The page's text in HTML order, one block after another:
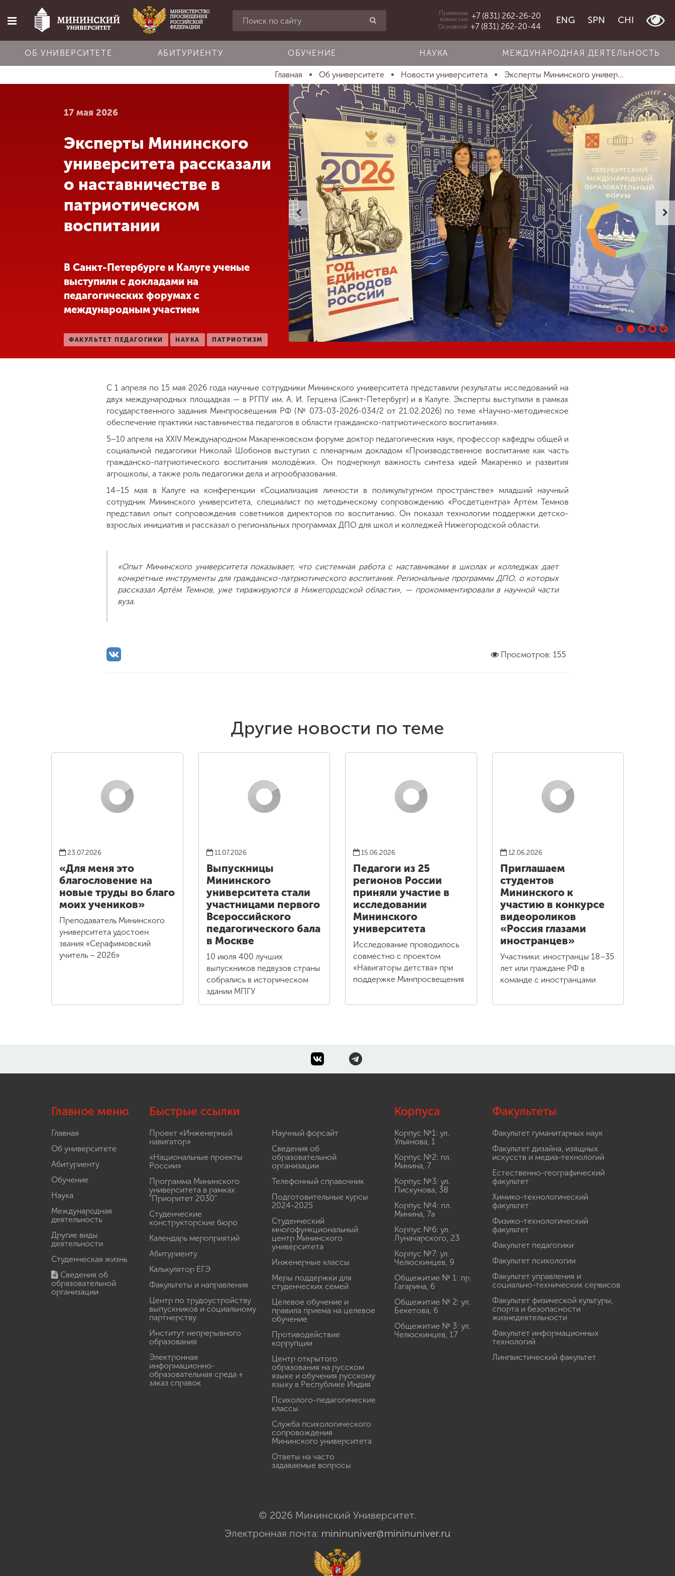
Главная
Об университете
Абитуриенту
Обучение
Другие виды
деятельности
Приемная
комиссия +7 (831) 262-26-20
Основной +7 (831) 262-20-44
ENG SPN CHI
ОБ УНИВЕРСИТЕТЕ АБИТУРИЕНТУ ОБУЧЕНИЕ НАУКА МЕЖДУНАРОДНАЯ ДЕЯТЕЛЬНОСТЬ
Главная Об университете Новости университета Эксперты Мининского универ...
17 мая 2026
Эксперты Мининского
университета рассказали
о наставничестве в
патриотическом
воспитании
В Санкт-Петербурге и Калуге ученые
выступили с докладами на
педагогических форумах с
международным участием
ФАКУЛЬТЕТ ПЕДАГОГИКИ НАУКА ПАТРИОТИЗМ
С 1 апреля по 15 мая 2026 года научные сотрудники Мининского университета представили результаты исследований на
двух международных площадках — в РГПУ им. А. И. Герцена (Санкт-Петербург) и в Калуге. Эксперты выступили в рамках
государственного задания Минпросвещения РФ (№ 073-03-2026-034/2 от 21.02.2026) по теме «Научно-методическое
обеспечение практики наставничества педагогов в области гражданско-патриотического воспитания».
5–10 апреля на XXIV Международном Макаренковском форуме доктор педагогических наук, профессор кафедры общей и
социальной педагогики Николай Шобонов выступил с пленарным докладом «Производственное воспитание как часть
гражданско-патриотического воспитания молодёжи». Он подчеркнул важность синтеза идей Макаренко и развития
агрошколы, а также роль педагогики дела и агрообразования.
14–15 мая в Калуге на конференции «Социализация личности в поликультурном пространстве» младший научный
сотрудник Мининского университета, специалист по методическому сопровождению «Росдетцентра» Артем Темнов
представил опыт сопровождения советников директоров по воспитанию. Он показал технологии поддержки детско-
взрослых инициатив и рассказал о региональных программах ДПО для школ и колледжей Нижегородской области.
«Опыт Мининского университета показывает, что системная работа с наставниками в школах и колледжах дает
конкретные инструменты для гражданско-патриотического воспитания. Региональные программы ДПО, о которых
рассказал Артём Темнов, уже тиражируются в Нижегородской области», — прокомментировали в научной части
вуза.
Просмотров: 155
Другие новости по теме
23.07.2026
«Для меня это
благословение на
новые труды во благо
моих учеников»
Преподаватель Мининского
университета удостоен
звания «Серафимовский
учитель – 2026»
11.07.2026
Выпускницы
Мининского
университета стали
участницами первого
Всероссийского
педагогического бала
в Москве
10 июля 400 лучших
выпускников педвузов страны
собрались в историческом
здании МПГУ
15.06.2026
Педагоги из 25
регионов России
приняли участие в
исследовании
Мининского
университета
Исследование проводилось
совместно с проектом
«Навигаторы детства» при
поддержке Минпросвещения
12.06.2026
Приглашаем
студентов
Мининского к
участию в конкурсе
видеороликов
«Россия глазами
иностранцев»
Участники: иностранцы 18–35
лет или граждане РФ в
команде с иностранцами
Главное меню
Главная
Об университете
Абитуриенту
Обучение
Наука
Международная
деятельность
Другие виды
деятельности
Студенческая жизнь
Сведения об
образовательной
организации
Быстрые ссылки
Проект «Инженерный
навигатор»
«Национальные проекты
России»
Программа Мининского
университета в рамках
"Приоритет 2030"
Студенческие
конструкторские бюро
Календарь мероприятий
Абитуриенту
Калькулятор ЕГЭ
Факультеты и направления
Центр по трудоустройству
выпускников и социальному
партнерству
Институт непрерывного
образования
Электронная
информационно-
образовательная среда +
заказ справок
Научный форсайт
Сведения об
образовательной
организации
Телефонный справочник
Подготовительные курсы
2024-2025
Студенческий
многофункциональный
центр Мининского
университета
Инженерные классы
Меры поддержки для
студенческих семей
Целевое обучение и
правила приема на целевое
обучение
Противодействие
коррупции
Центр открытого
образования на русском
языке и обучения русскому
языку в Республике Индия
Психолого-педагогические
классы
Служба психологического
сопровождения
Мининского университета
Ответы на часто
задаваемые вопросы
Корпуса
Корпус №1: ул.
Ульянова, 1
Корпус №2: пл.
Минина, 7
Корпус №3: ул.
Пискунова, 38
Корпус №4: пл.
Минина, 7а
Корпус №6: ул.
Луначарского, 23
Корпус №7: ул.
Челюскинцев, 9
Общежитие № 1: пр.
Гагарина, 6
Общежитие № 2: ул.
Бекетова, 6
Общежитие № 3: ул.
Челюскинцев, 17
Факультеты
Факультет гуманитарных наук
Факультет дизайна, изящных
искусств и медиа-технологий
Естественно-географический
факультет
Химико-технологический
факультет
Физико-технологический
факультет
Факультет педагогики
Факультет психологии
Факультет управления и
социально-технических сервисов
Факультет физической культуры,
спорта и безопасности
жизнедеятельности
Факультет информационных
технологий
Лингвистический факультет
© 2026 Мининский Университет.
Электронная почта: mininuniver@mininuniver.ru